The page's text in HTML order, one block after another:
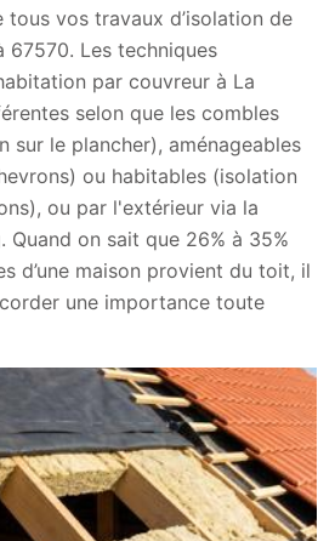
tous vos travaux d’isolation de
Les techniques
par couvreur à La
selon que les combles
sur le plancher), aménageables
ou habitables (isolation
ou par l'extérieur via la
Quand on sait que 26% à 35%
d’une maison provient du toit, il
une importance toute